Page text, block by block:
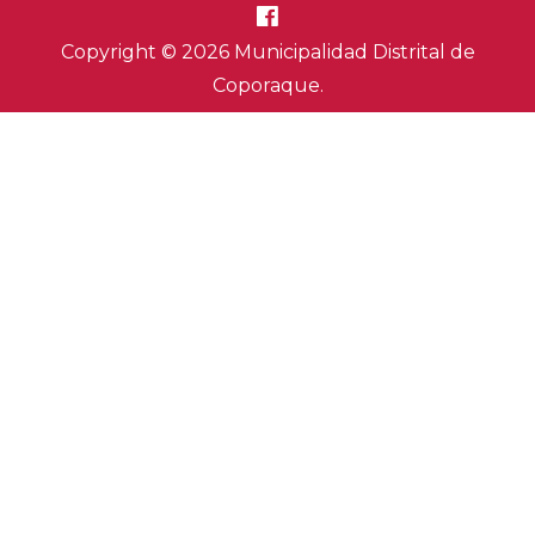
Copyright © 2026 Municipalidad Distrital de
Coporaque.